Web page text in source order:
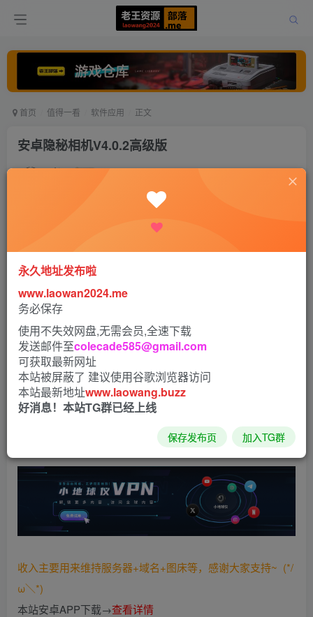
首页 值得一看 软件应用 正文
安卓隐秘相机V4.0.2高级版
老王 打赏
软件介绍：
专业的音视频录制取证的软件，安卓手机装机必备，一款无
声、无预览画面的高速拍照相机，安卓隐秘相机隐蔽拍摄，
无声拍照，绝不被发现！
下载：
https://xiaogao.lanzoui.com/i5wgwv81pch
收入主要用来维持服务器+域名+图床等，感谢大家支持~ (*/
ω＼*)
本站安卓APP下载→查看详情
永久地址发布啦
www.laowan2024.me
务必保存
使用不失效网盘,无需会员,全速下载
发送邮件至colecade585@gmail.com
可获取最新网址
本站被屏蔽了 建议使用谷歌浏览器访问
本站最新地址www.laowang.buzz
好消息！本站TG群已经上线
保存发布页 加入TG群